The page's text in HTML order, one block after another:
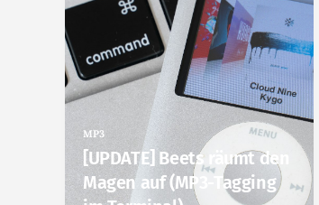
MP3
[UPDATE] Beets räumt den
Magen auf (MP3-Tagging